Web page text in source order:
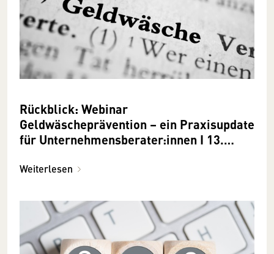
Rückblick: Webinar
Geldwäscheprävention – ein Praxisupdate
für Unternehmensberater:innen I 13.
Weiterlesen